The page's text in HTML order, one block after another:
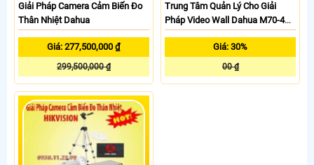
Giải Pháp Camera Cảm Biến Đo
Thân Nhiệt Dahua
Giá: 277,500,000 ₫
299,500,000 ₫
Trung Tâm Quản Lý Cho Giải
Pháp Video Wall Dahua M70-4U-
Giá: 30%
00 ₫